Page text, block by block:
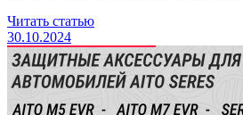
Читать статью
30.10.2024